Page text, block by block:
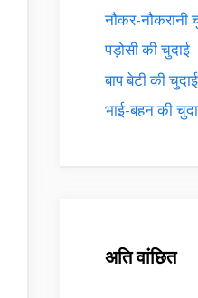
नौकर-नौकरानी
पड़ोसी की चुदाई
बाप बेटी की चुदाई
भाई-बहन की
अति वांछित